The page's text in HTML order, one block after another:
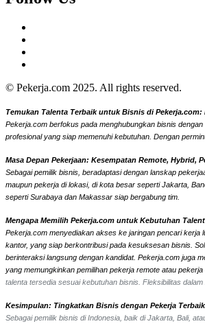
© Pekerja.com 2025. All rights reserved.
Temukan Talenta Terbaik untuk Bisnis di
Pekerja.com berfokus pada menghubungkan bisnis
profesional yang siap memenuhi kebutuhan. Dengan
Masa Depan Pekerjaan: Kesempatan Remote, Hybrid,
Sebagai pemilik bisnis, beradaptasi dengan lanskap
maupun pekerja di lokasi, di kota besar seperti Jakarta,
seperti Surabaya dan Makassar siap bergabung tim.
Mengapa Memilih Pekerja.com untuk Kebutuhan
Pekerja.com menyediakan akses ke jaringan pencari kerja
kantor, yang siap berkontribusi pada kesuksesan bisnis.
berinteraksi langsung dengan kandidat. Pekerja.com juga
yang memungkinkan pemilihan pekerja remote atau
talenta tersedia sesuai kebutuhan bisnis. Fleksibilitas
Kesimpulan: Tingkatkan Bisnis dengan Pekerja
Sebagai pemilik bisnis di Indonesia, baik di Jakarta, Bali,